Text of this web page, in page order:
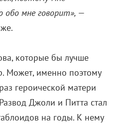
мне говорит», —
которые бы лучше
Может, именно поэтому
героической матери
Джоли и Питта стал
на годы. К нему